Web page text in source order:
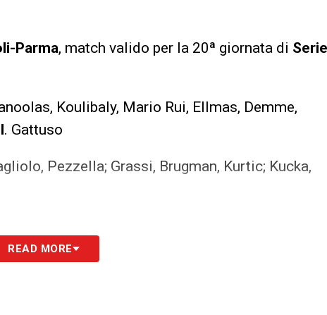
Parma, match valido per la 20ª giornata di Serie
Koulibaly, Mario Rui, Ellmas, Demme,
. Gattuso
Pezzella; Grassi, Brugman, Kurtic; Kucka,
READ MORE